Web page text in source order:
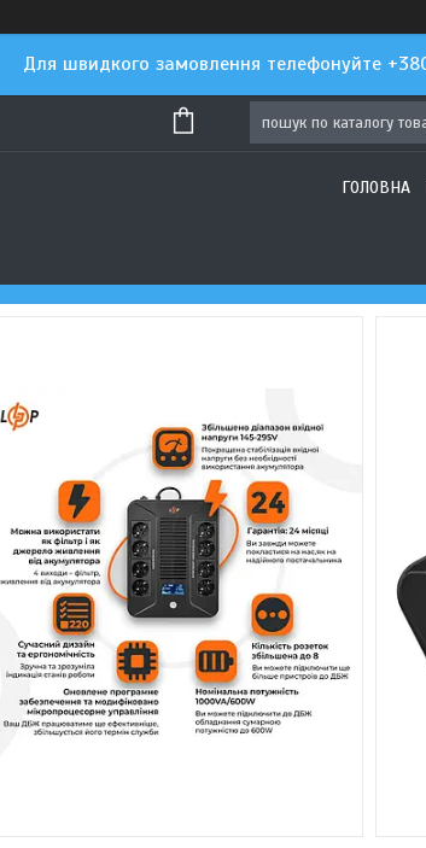
Для швидкого замовлення телефонуйте
ГОЛОВНА